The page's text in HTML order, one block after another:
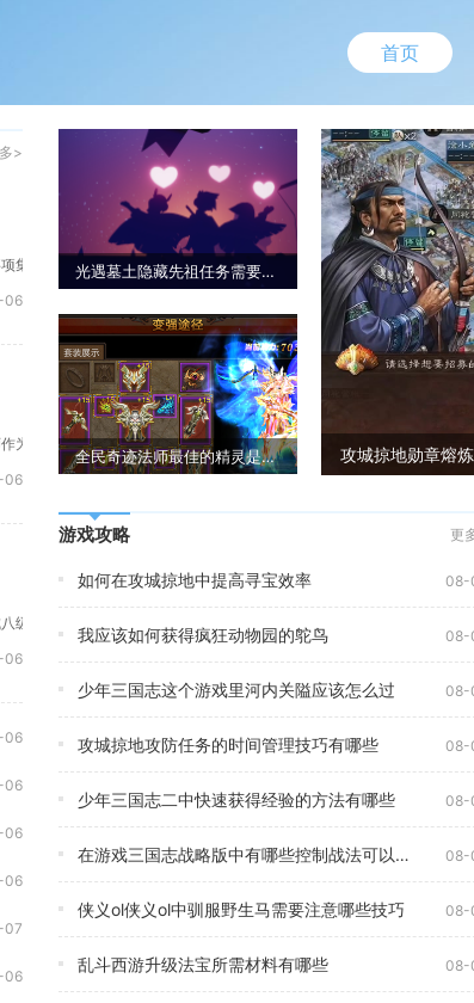
首页
>
集中在规避冥龙锁定、把控运光节奏、区分隐藏入口触发条件三点，只
06
为远程输出职业，拥有大范围群伤技能，但身板脆弱，缺少稳定控制手
06
级王朝解锁熔炼入口，消耗两枚完全同款同品级勋章，即可熔炼进阶为
06
06
06
06
06
07
06
光遇墓土隐藏先祖任务需要注意什么
全民奇迹法师最佳的精灵是什么 攻城掠地勋章熔
游戏攻略 更
如何在攻城掠地中提高寻宝效率 08-
我应该如何获得疯狂动物园的鸵鸟 08-
少年三国志这个游戏里河内关隘应该怎么过 08-
攻城掠地攻防任务的时间管理技巧有哪些 08-
少年三国志二中快速获得经验的方法有哪些 08-
在游戏三国志战略版中有哪些控制战法可以实施 08-
侠义ol侠义ol中驯服野生马需要注意哪些技巧 08-
乱斗西游升级法宝所需材料有哪些 08-